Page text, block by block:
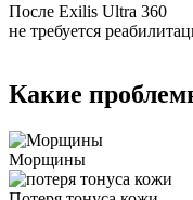
После Exilis Ultra 360
не требуется
Какие
Морщины